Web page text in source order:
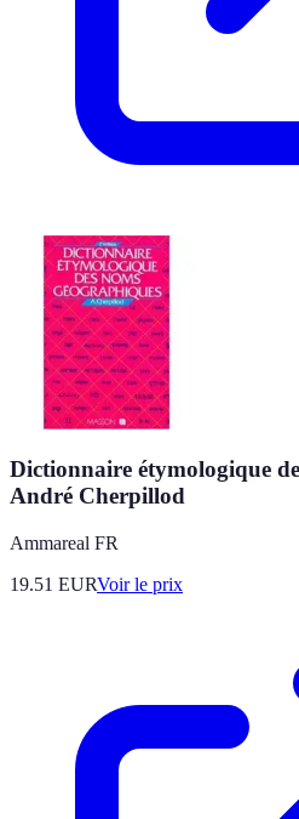
Dictionnaire étymologique
André Cherpillod
Ammareal FR
19.51 EURVoir le prix